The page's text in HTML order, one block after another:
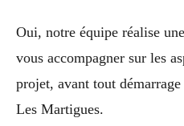
Oui, notre équipe réalise
vous accompagner sur les
projet, avant tout
Les Martigues.